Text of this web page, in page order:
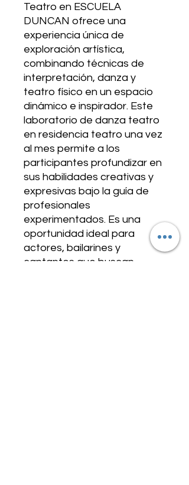
Teatro en ESCUELA
DUNCAN ofrece una
experiencia única de
exploración artística,
combinando técnicas de
interpretación, danza y
teatro físico en un espacio
dinámico e inspirador. Este
laboratorio de danza teatro
en residencia teatro una vez
al mes permite a los
participantes profundizar en
sus habilidades creativas y
expresivas bajo la guía de
profesionales
experimentados. Es una
oportunidad ideal para
actores, bailarines y
cantantes que buscan